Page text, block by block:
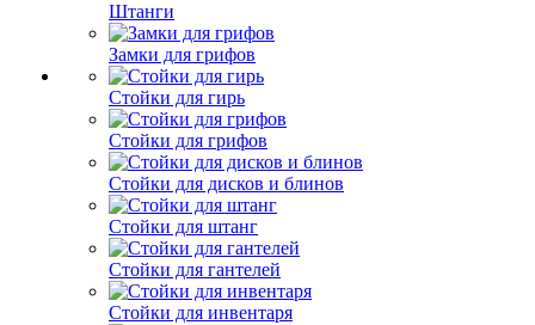
Штанги
Замки для грифов
Стойки для гирь
Стойки для грифов
Стойки для дисков и блинов
Стойки для штанг
Стойки для гантелей
Стойки для инвентаря